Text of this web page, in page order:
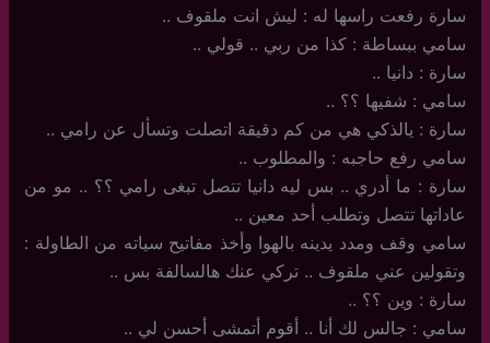
سارة رفعت راسها له : ليش انت ملقوف ..
سامي ببساطة : كذا من ربي .. قولي ..
سارة : دانيا ..
سامي : شفيها ؟؟ ..
سارة : يالذكي هي من كم دقيقة اتصلت وتسأل عن رامي ..
سامي رفع حاجبه : والمطلوب ..
سارة : ما أدري .. بس ليه دانيا تتصل تبغى رامي ؟؟ .. مو من
عاداتها تتصل وتطلب أحد معين ..
سامي وقف ومدد يدينه بالهوا وأخذ مفاتيح سياته من الطاولة :
وتقولين عني ملقوف .. تركي عنك هالسالفة بس ..
سارة : وين ؟؟ ..
سامي : جالس لك أنا .. أقوم أتمشى أحسن لي ..